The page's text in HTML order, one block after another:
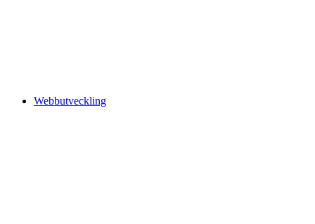
Webbutveckling